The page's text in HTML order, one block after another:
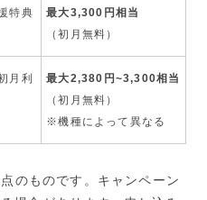
特典
最大3,300円相当
（初月無料）
月利
最大2,380円~3,300相当
（初月無料）
※機種によって異なる
のものです。キャンペーン